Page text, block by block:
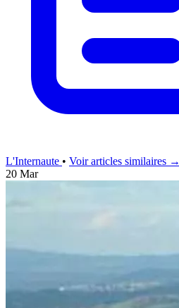
L'Internaute • Voir articles similaires →
20 Mar